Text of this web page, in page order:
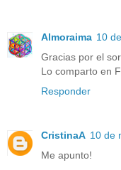
Almoraima 10
Gracias por el
Lo comparto en
Responder
CristinaA 10 de
Me apunto!